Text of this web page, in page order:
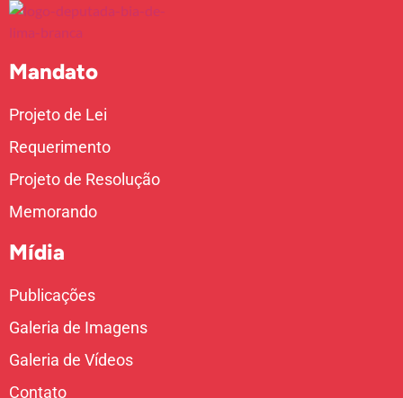
Mandato
Projeto de Lei
Requerimento
Projeto de Resolução
Memorando
Mídia
Publicações
Galeria de Imagens
Galeria de Vídeos
Contato